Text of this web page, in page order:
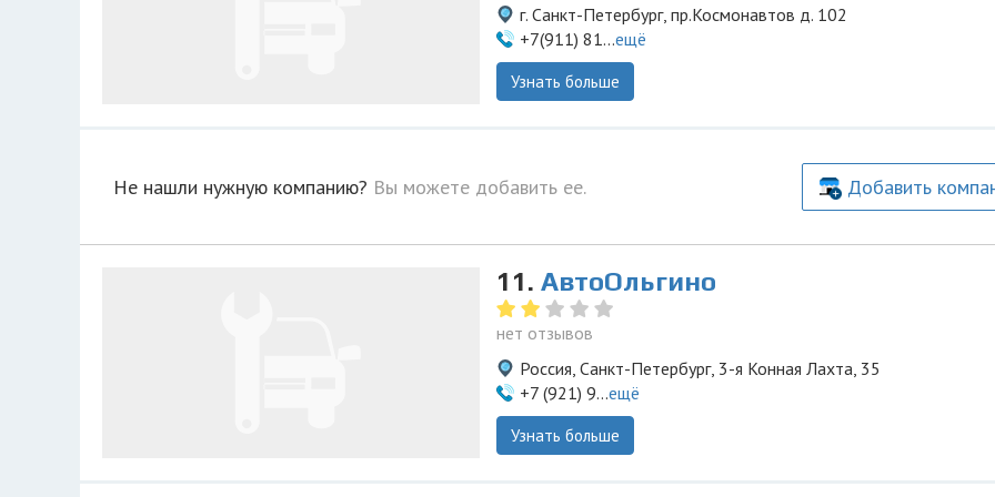
г. Санкт-Петербург, пр.Космонавтов д. 102
+7(911) 81...ещё
Узнать больше
Не нашли нужную компанию? Вы можете добавить ее. Добавить
11. АвтоОльгино
нет отзывов
Россия, Санкт-Петербург, 3-я Конная Лахта, 35
+7 (921) 9...ещё
Узнать больше